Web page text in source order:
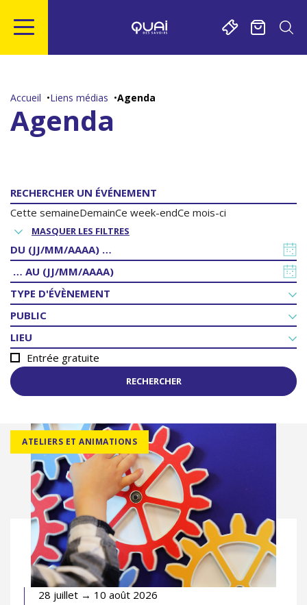
contenu
la
navigation
Accueil Liens médias Agenda
Agenda
Cette semaineDemainCe week-endCe mois-ci
MASQUER LES FILTRES
DATE
DÉBUT
DATE
DE
FIN
TYPE D'ÉVÈNEMENT
PUBLIC
LIEU
Entrée gratuite
RECHERCHER
28 juillet → 10 août 2026
ATELIERS ET ANIMATIONS